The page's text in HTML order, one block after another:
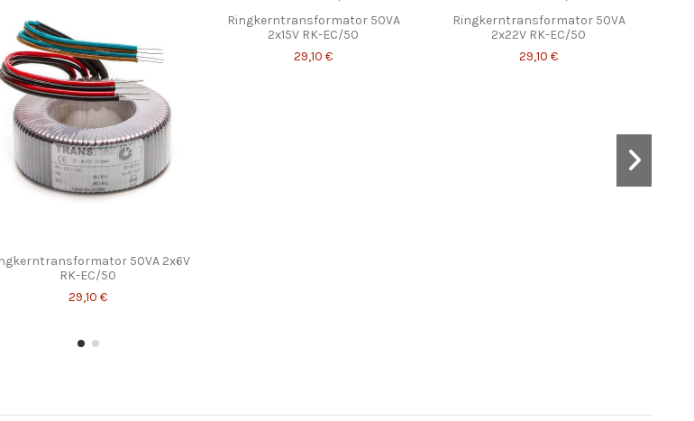
50VA 2x6V
RK-EC/50
29,10 €
Ringkerntransformator 50VA
2x15V RK-EC/50
29,10 €
Ringkerntransformator 50VA
2x22V RK-EC/50
29,10 €